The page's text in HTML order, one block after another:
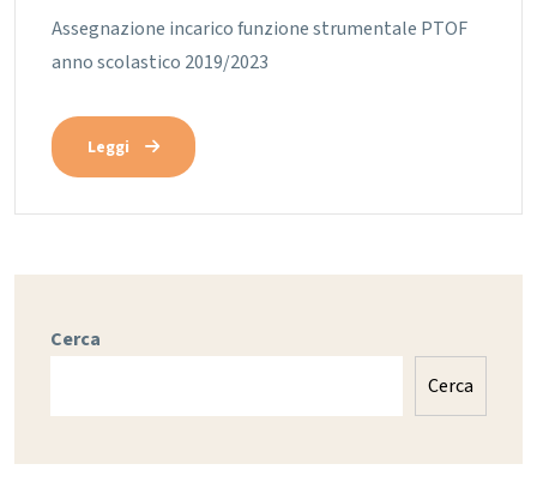
Assegnazione incarico funzione strumentale PTOF
anno scolastico 2019/2023
Leggi
Cerca
Cerca